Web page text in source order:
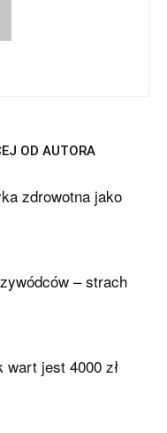
OD AUTORA
zdrowotna jako
– strach
wart jest 4000 zł